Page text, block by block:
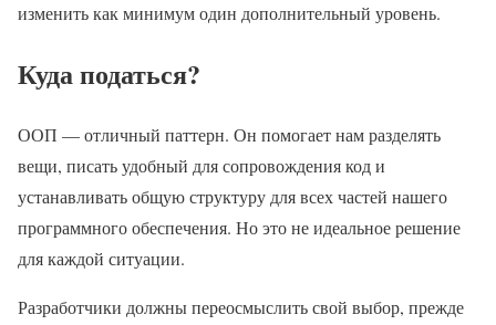
изменить как минимум один дополнительный уровень.
Куда податься?
ООП — отличный паттерн. Он помогает нам разделять
вещи, писать удобный для сопровождения код и
устанавливать общую структуру для всех частей нашего
программного обеспечения. Но это не идеальное решение
для каждой ситуации.
Разработчики должны переосмыслить свой выбор, прежде